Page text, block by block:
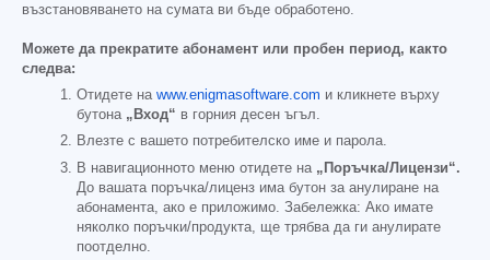
възстановяването на сумата ви бъде обработено.
Можете да прекратите абонамент или пробен период, както
следва:
Отидете на www.enigmasoftware.com и кликнете върху
бутона „Вход“ в горния десен ъгъл.
Влезте с вашето потребителско име и парола.
В навигационното меню отидете на „Поръчка/Лицензи“.
До вашата поръчка/лиценз има бутон за анулиране на
абонамента, ако е приложимо. Забележка: Ако имате
няколко поръчки/продукта, ще трябва да ги анулирате
поотделно.